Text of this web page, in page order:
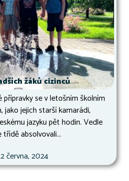
žáků cizinců
přípravky se v letošním školním
jako jejich starší kamarádi,
jazyku pět hodin. Vedle
třídě absolvovali...
června, 2024